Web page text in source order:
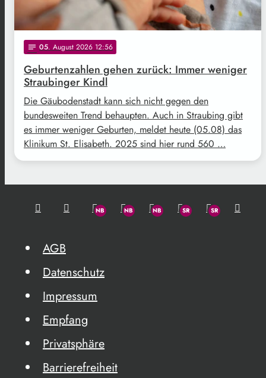
notes 05. August 2026 12:56
Geburtenzahlen gehen zurück: Immer weniger
Straubinger Kindl
Die Gäubodenstadt kann sich nicht gegen den
bundesweiten Trend behaupten. Auch in Straubing gibt
es immer weniger Geburten, meldet heute (05.08) das
Klinikum St. Elisabeth. 2025 sind hier rund 560 …
AGB
Datenschutz
Impressum
Empfang
Privatsphäre
Barrierefreiheit